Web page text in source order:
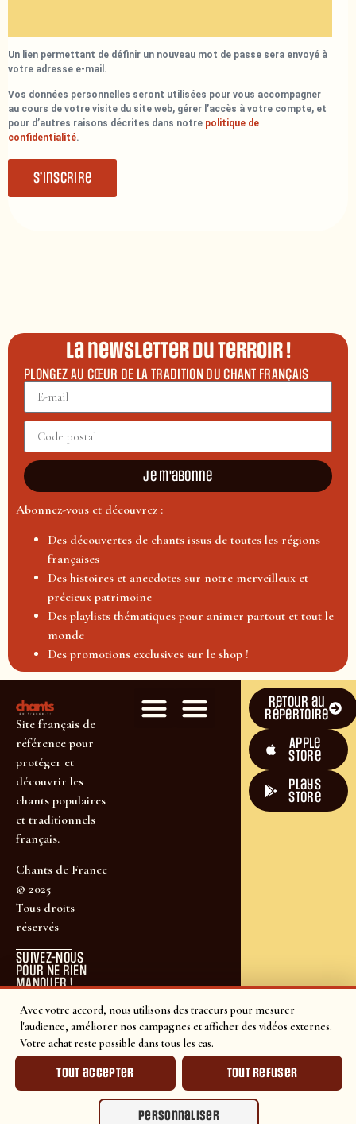
Avec votre accord, nous utilisons des traceurs pour mesurer
l'audience, améliorer nos campagnes et afficher des vidéos externes.
Votre achat reste possible dans tous les cas.
Tout accepter Tout refuser
Personnaliser
Un lien permettant de définir un nouveau mot de passe sera envoyé à
votre adresse e-mail.
Vos données personnelles seront utilisées pour vous accompagner
au cours de votre visite du site web, gérer l’accès à votre compte, et
pour d’autres raisons décrites dans notre politique de
confidentialité.
S’inscrire
La newsletter du terroir !
PLONGEZ AU CŒUR DE LA TRADITION DU CHANT FRANÇAIS
Je m'abonne
Abonnez-vous et découvrez :
Des découvertes de chants issus de toutes les régions
françaises
Des histoires et anecdotes sur notre merveilleux et
précieux patrimoine
Des playlists thématiques pour animer partout et tout le
monde
Des promotions exclusives sur le shop !
Site français de
référence pour
protéger et
découvrir les
chants populaires
et traditionnels
français.
Chants de France
© 2025
Tous droits
réservés
SUIVEZ-NOUS
POUR NE RIEN
MANQUER !
Retour au
répertoire
Apple
Store
plays
store